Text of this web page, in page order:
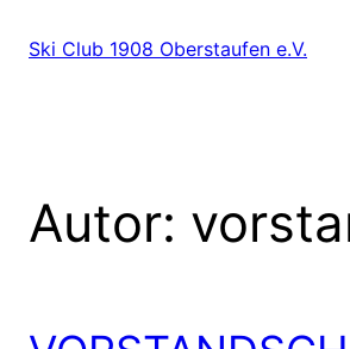
InhaltSki Club 1908 Oberstaufen e.V.
Autor: